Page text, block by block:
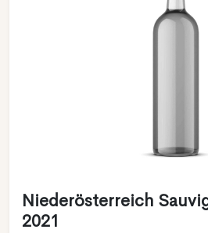
Niederösterreich
2021